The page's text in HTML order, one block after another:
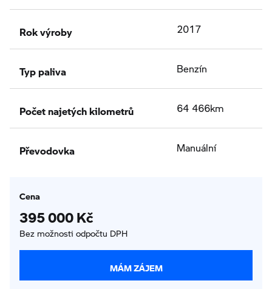
Rok výroby 2017
Typ paliva Benzín
Počet najetých kilometrů 64 466km
Převodovka Manuální
Cena
395 000 Kč
Bez možnosti odpočtu DPH
MÁM ZÁJEM